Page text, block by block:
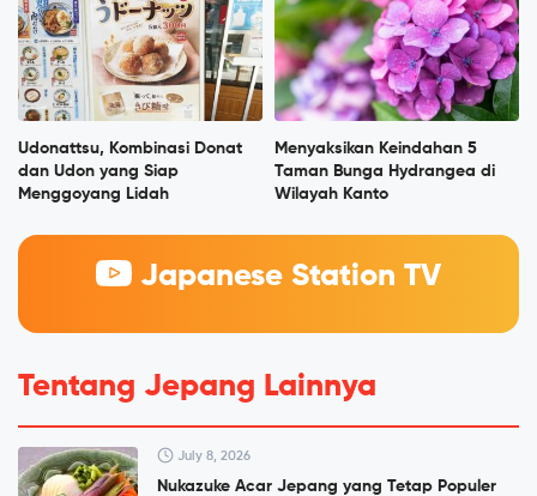
Udonattsu, Kombinasi Donat
dan Udon yang Siap
Menggoyang Lidah
Menyaksikan Keindahan 5
Taman Bunga Hydrangea di
Wilayah Kanto
Japanese Station TV
Tentang Jepang Lainnya
July 8, 2026
Nukazuke Acar Jepang yang Tetap Populer